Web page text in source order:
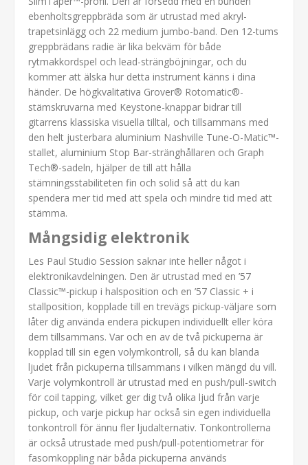
ebenholtsgreppbräda som är utrustad med akryl-
trapetsinlägg och 22 medium jumbo-band. Den 12-tums
greppbrädans radie är lika bekväm för både
rytmakkordspel och lead-strängböjningar, och du
kommer att älska hur detta instrument känns i dina
händer. De högkvalitativa Grover® Rotomatic®-
stämskruvarna med Keystone-knappar bidrar till
gitarrens klassiska visuella tilltal, och tillsammans med
den helt justerbara aluminium Nashville Tune-O-Matic™-
stallet, aluminium Stop Bar-stränghållaren och Graph
Tech®-sadeln, hjälper de till att hålla
stämningsstabiliteten fin och solid så att du kan
spendera mer tid med att spela och mindre tid med att
stämma.
Mångsidig elektronik
Les Paul Studio Session saknar inte heller något i
elektronikavdelningen. Den är utrustad med en ’57
Classic™-pickup i halsposition och en ’57 Classic + i
stallposition, kopplade till en trevägs pickup-väljare som
låter dig använda endera pickupen individuellt eller köra
dem tillsammans. Var och en av de två pickuperna är
kopplad till sin egen volymkontroll, så du kan blanda
ljudet från pickuperna tillsammans i vilken mängd du vill.
Varje volymkontroll är utrustad med en push/pull-switch
för coil tapping, vilket ger dig två olika ljud från varje
pickup, och varje pickup har också sin egen individuella
tonkontroll för ännu fler ljudalternativ. Tonkontrollerna
är också utrustade med push/pull-potentiometrar för
fasomkoppling när båda pickuperna används